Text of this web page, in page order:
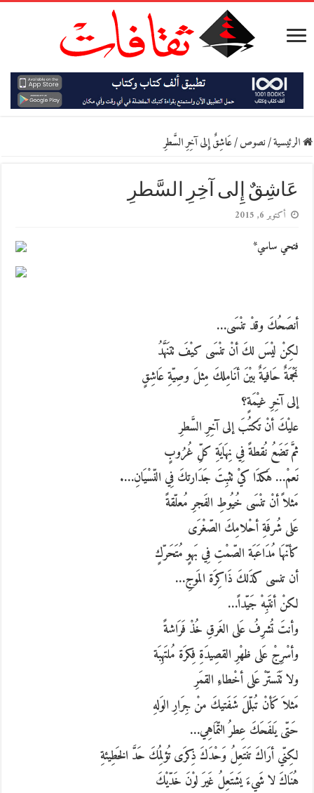
الرئيسية/نصوص/عَاشِقٌ إِلى آخِرِ السَّطرِ
عَاشِقٌ إِلى آخِرِ السَّطرِ
أكتوبر 6, 2015
فتحي ساسي*
أنصَحُكَ وقدْ تنْسَى…
لكِنْ ليْسَ لكَ أنْ تنْسَى كيْفَ تتنَهَّدُ
نَجْمَةٌ حَافيَةٌ بيْنَ أنَامِلكَ مِثلَ وصِيّةِ عَاشِقٍ
إلى آخِرِ غيْمَةٍ؟
عليْكَ أنْ تَكتُبَ إلى آخِرِ السَّطرِ
ثمَّ تَضَعُ نُقطةً فِي نِهَايَةِ كلِّ غُرُوبٍ
نَعمْ… هَكذَا كيْ تثبِتَ جَدَارتكَ فِي النّسْيَانِ….
مَثلاً أنْ تنْسَى خُيُوطِ الفَجرِ مُعلّقةً
عَلى شُرفَةِ أحْلامِكَ الصّغْرَى
كأنّهَا مُدَاعَبَة الصّمْتِ فِي بَهوٍ مُتَحَرّكٍ
أن تنسى كذَلكَ ذَاكِرَة المَوجِ…
لكنْ أنتَبِهْ جَيّداً…
وأنتَ تُشرِفُ عَلى الغَرقِ خُذْ فَرَاشةً
وأسْرِجْ عَلى ظهْرِ القصِيدَةِ فِكرَة مُلتَهِبَة
ولا تَتَستّرْ عَلى أخْطاءِ القمَرِ
مَثلاَ كَأنْ تُبلّلَ شَفَتيكَ منْ جِرَارِ الوَلهِ
حَتّى يَلفَحَكَ عِطرُ التّمَاهِي…
لكِنّي أرَاكَ تَنتَعِلُ وَحْدَكَ ذِكرَى تُؤلِمُكَ حَدَّ الخَطِيئةِ
هُنَاكَ لا شَيءَ يَشتَعِلُ غَيرَ لوْنَ خَدّيْكَ